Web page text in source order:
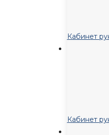
Кабинет
Кабинет